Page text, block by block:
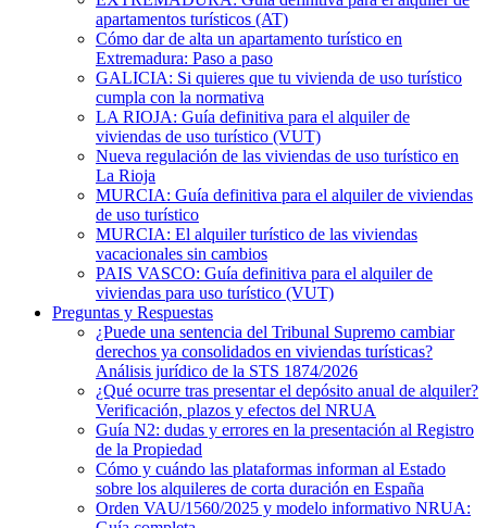
apartamentos turísticos (AT)
Cómo dar de alta un apartamento turístico en
Extremadura: Paso a paso
GALICIA: Si quieres que tu vivienda de uso turístico
cumpla con la normativa
LA RIOJA: Guía definitiva para el alquiler de
viviendas de uso turístico (VUT)
Nueva regulación de las viviendas de uso turístico en
La Rioja
MURCIA: Guía definitiva para el alquiler de viviendas
de uso turístico
MURCIA: El alquiler turístico de las viviendas
vacacionales sin cambios
PAIS VASCO: Guía definitiva para el alquiler de
viviendas para uso turístico (VUT)
Preguntas y Respuestas
¿Puede una sentencia del Tribunal Supremo cambiar
derechos ya consolidados en viviendas turísticas?
Análisis jurídico de la STS 1874/2026
¿Qué ocurre tras presentar el depósito anual de alquiler?
Verificación, plazos y efectos del NRUA
Guía N2: dudas y errores en la presentación al Registro
de la Propiedad
Cómo y cuándo las plataformas informan al Estado
sobre los alquileres de corta duración en España
Orden VAU/1560/2025 y modelo informativo NRUA: